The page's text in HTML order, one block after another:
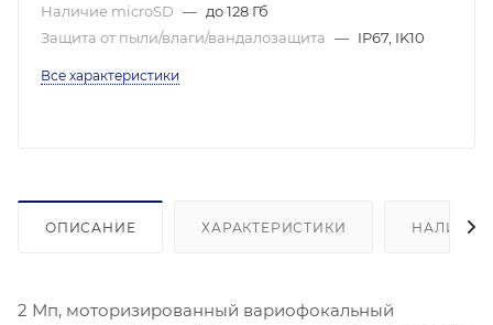
Наличие microSD — до 128 Гб
Защита от пыли/влаги/вандалозащита — IP67, IK10
Все характеристики
ОПИСАНИЕ ХАРАКТЕРИСТИКИ НАЛИЧИЕ
2 Мп, моторизированный вариофокальный